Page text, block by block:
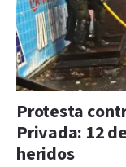
Protesta
Privada: 12
heridos